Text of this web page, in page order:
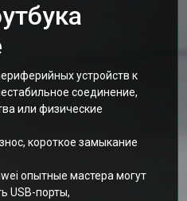
устройств к
соединение,
или физические
короткое замыкание
опытные мастера могут
USB-порты,